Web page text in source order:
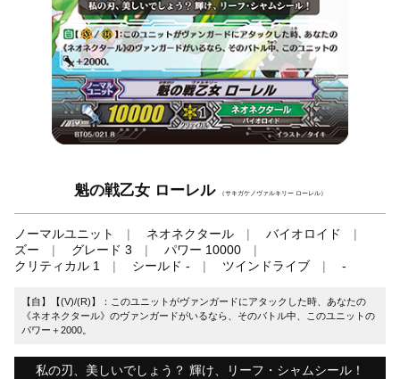
魁の戦乙女 ローレル （サキガケノヴァルキリー ローレル）
ノーマルユニット ネオネクタール
バイオロイド
ズー
グレード 3
パワー 10000
クリティカル 1
シールド - ツインドライブ -
【自】【(V)/(R)】：このユニットがヴァンガードにアタックした時、あなたの
《ネオネクタール》のヴァンガードがいるなら、そのバトル中、このユニットの
パワー＋2000。
私の刃、美しいでしょう？ 輝け、リーフ・シャムシール！